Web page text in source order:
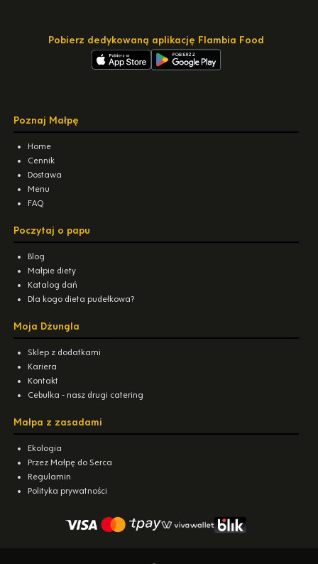
Pobierz dedykowaną aplikację Flambia Food
Poznaj Małpę
Home
Cennik
Dostawa
Menu
FAQ
Poczytaj o papu
Blog
Małpie diety
Katalog dań
Dla kogo dieta pudełkowa?
Moja Dżungla
Sklep z dodatkami
Kariera
Kontakt
Cebulka - nasz drugi catering
Małpa z zasadami
Ekologia
Przez Małpę do Serca
Regulamin
Polityka prywatności